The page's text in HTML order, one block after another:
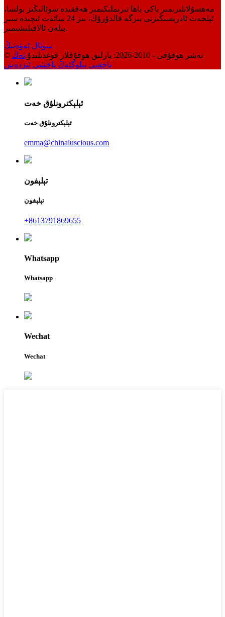
مەھسۇلاتلىرىمىز ياكى باھا تىزىملىكىمىز ھەققىدە سوئالىڭىز بولسا،
ئېلخەت ئادرېسىڭىزنى بىزگە قالدۇرۇڭ، بىز 24 سائەت ئىچىدە سىز
بىلەن ئالاقىلىشىمىز.
سوئال ئەۋەتىڭ
© نەشر ھوقۇقى - 2010-2026: بارلىق ھوقۇقلار قوغدىلىدۇ.
ئەڭ
ياخشى بىلوگئەڭ ياخشى ئىزدەش
ئېلېكترونلۇق خەت
ئېلېكترونلۇق خەت
emma@chinaluscious.com
تېلېفون
تېلېفون
+8613791869655
Whatsapp
Whatsapp
Wechat
Wechat